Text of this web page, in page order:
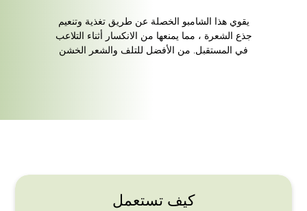
يقوي هذا الشامبو الخصلة عن طريق تغذية وتنعيم
جذع الشعرة ، مما يمنعها من الانكسار أثناء التلاعب
في المستقبل. من الأفضل للتلف والشعر الخشن
كيف تستعمل